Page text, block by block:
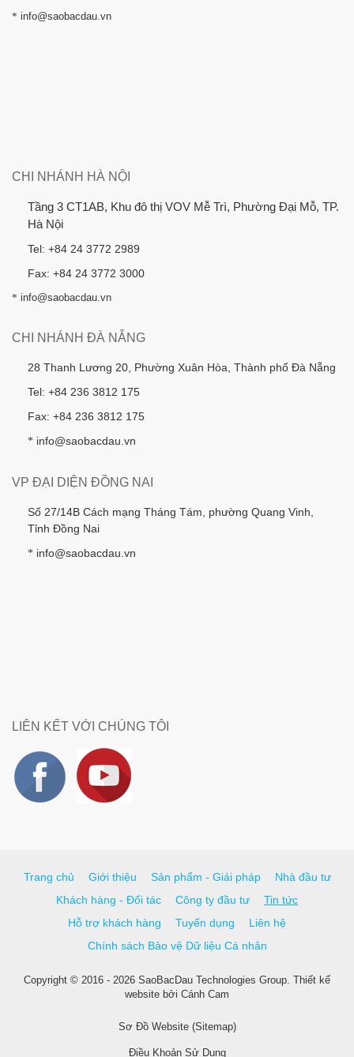
* info@saobacdau.vn
CHI NHÁNH HÀ NỘI
Tầng 3 CT1AB, Khu đô thị VOV Mễ Trì, Phường Đại Mỗ, TP.
Hà Nội
Tel: +84 24 3772 2989
Fax: +84 24 3772 3000
* info@saobacdau.vn
CHI NHÁNH ĐÀ NẴNG
28 Thanh Lương 20, Phường Xuân Hòa, Thành phố Đà Nẵng
Tel: +84 236 3812 175
Fax: +84 236 3812 175
* info@saobacdau.vn
VP ĐẠI DIỆN ĐỒNG NAI
Số 27/14B Cách mạng Tháng Tám, phường Quang Vinh,
Tỉnh Đồng Nai
* info@saobacdau.vn
LIÊN KẾT VỚI CHÚNG TÔI
Trang chủ Giới thiệu Sản phẩm - Giải pháp
Nhà đầu tư
Khách hàng - Đối tác
Công ty đầu tư
Tin tức
Hỗ trợ khách hàng
Tuyển dụng
Liên hệ
Chính sách Bảo vệ Dữ liệu Cá nhân
Copyright © 2016 - 2026 SaoBacDau Technologies Group. Thiết kế
website bởi Cánh Cam
Sơ Đồ Website (Sitemap)
Điều Khoản Sử Dụng